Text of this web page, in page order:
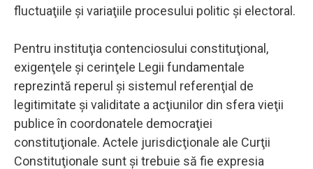
fluctuaţiile şi variaţiile procesului politic şi electoral.
Pentru instituţia contenciosului constituţional,
exigenţele şi cerinţele Legii fundamentale
reprezintă reperul şi sistemul referenţial de
legitimitate şi validitate a acţiunilor din sfera vieţii
publice în coordonatele democraţiei
constituţionale. Actele jurisdicţionale ale Curţii
Constituţionale sunt şi trebuie să fie expresia